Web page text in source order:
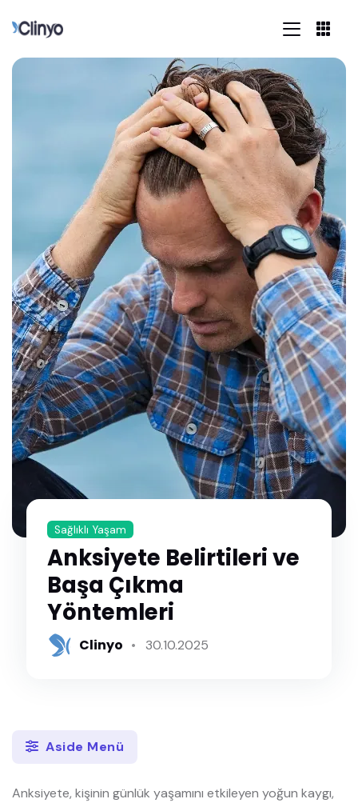
Sağlıklı Yaşam
Anksiyete Belirtileri ve
Başa Çıkma
Yöntemleri
Clinyo 30.10.2025
Aside Menü
Anksiyete, kişinin günlük yaşamını etkileyen yoğun kaygı,